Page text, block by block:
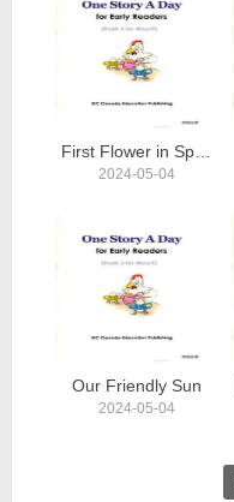
First Flower in Spring
2024-05-04
Our Friendly Sun
2024-05-04